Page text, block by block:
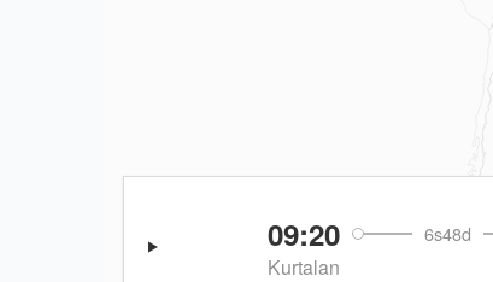
09:20 6s48d
Kurtalan